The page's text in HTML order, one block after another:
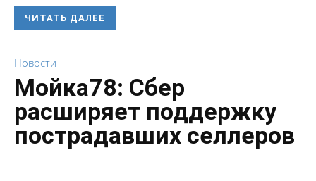
ЧИТАТЬ ДАЛЕЕ
Новости
Мойка78: Сбер
расширяет поддержку
пострадавших селлеров